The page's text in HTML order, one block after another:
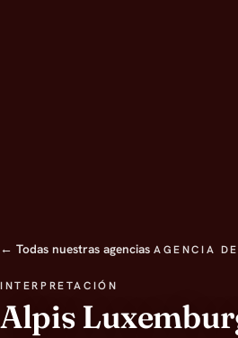
← Todas nuestras agencias AGENCIA
INTERPRETACIÓN
Alpis